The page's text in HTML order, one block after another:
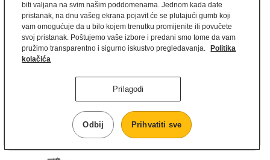
biti valjana na svim našim poddomenama. Jednom kada date
pristanak, na dnu vašeg ekrana pojavit će se plutajući gumb koji
vam omogućuje da u bilo kojem trenutku promijenite ili povučete
svoj pristanak. Poštujemo vaše izbore i predani smo tome da vam
pružimo transparentno i sigurno iskustvo pregledavanja.
Politika
kolačića
Prilagodi
Odbij Prihvatiti sve